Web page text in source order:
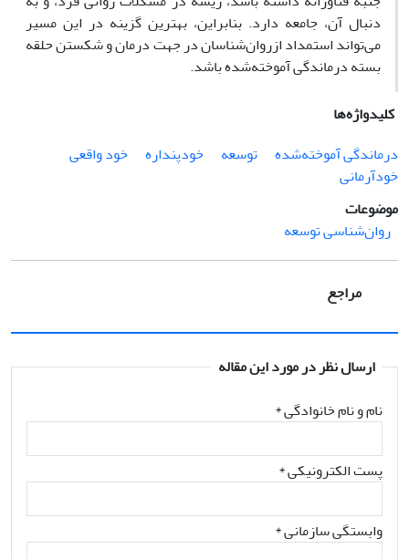
دنبال آن، جامعه دارد. بنابراین، بهترین گزینه در این مسیر
می‌تواند استمداد ازروان‌شناسان در جهت درمان و شکستن حلقه
بسته درماندگی آموخته‌شده‌ باشد.
کلیدواژه‌ها
درماندگی آموخته‌شده
توسعه خودپنداره
خود واقعی
خودآرمانی
موضوعات
روان‌شناسی توسعه
مراجع
ارسال نظر در مورد این مقاله
نام و نام خانوادگی*
پست الکترونیکی*
وابستگی سازمانی *